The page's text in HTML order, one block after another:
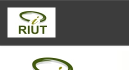
Skip
navigation